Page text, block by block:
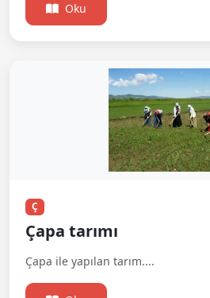
Oku
Ç
Çapa tarımı
Çapa ile yapılan tarım....